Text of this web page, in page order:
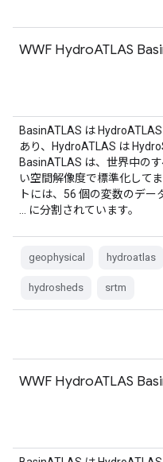
WWF HydroATLAS
BasinATLAS は
あり、HydroATLAS は
BasinATLAS は、世界中の
い空間解像度で標準化して
トには、56 個の変数のデ
… に分割されています。
geophysical hydroatlas
hydrosheds srtm
WWF HydroATLAS